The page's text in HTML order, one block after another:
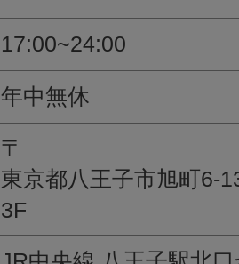
17:00~24:00
年中無休
〒
東京都八王子市旭町6-
3F